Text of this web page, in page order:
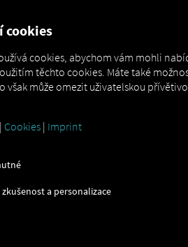
cookies
cookies, abychom vám mohli
těchto cookies. Máte také
však může omezit uživatelskou
| Cookies | Imprint
a personalizace